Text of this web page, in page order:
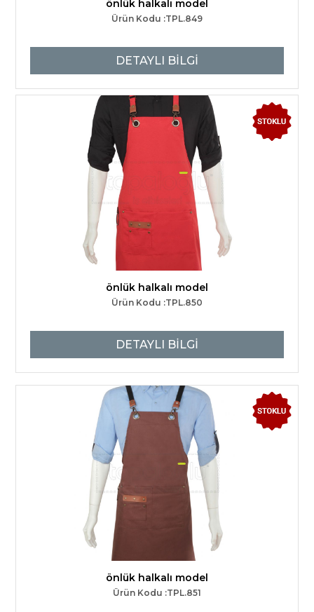
önlük halkalı model
Ürün Kodu :TPL.849
DETAYLI BİLGİ
önlük halkalı model
Ürün Kodu :TPL.850
DETAYLI BİLGİ
önlük halkalı model
Ürün Kodu :TPL.851